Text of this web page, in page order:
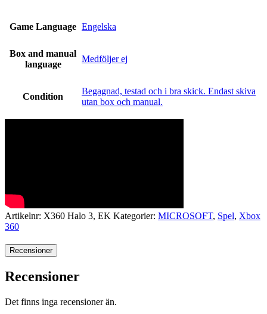
Game Language Engelska
Box and manual
language
Medföljer ej
Condition
Begagnad, testad och i bra skick. Endast skiva
utan box och manual.
Artikelnr: X360 Halo 3, EK Kategorier: MICROSOFT, Spel, Xbox
360
Recensioner
Recensioner
Det finns inga recensioner än.